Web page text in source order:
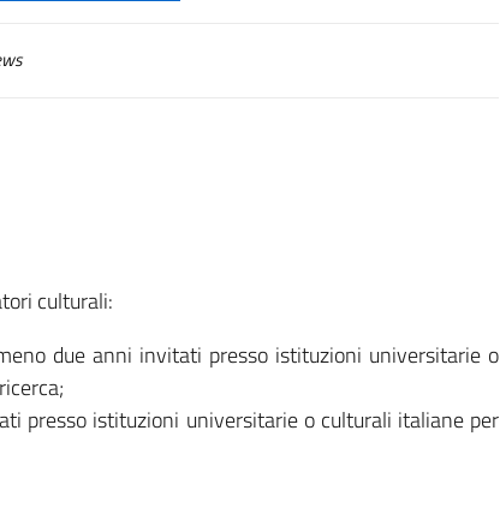
culturali:
due anni invitati presso istituzioni universitarie o
presso istituzioni universitarie o culturali italiane per